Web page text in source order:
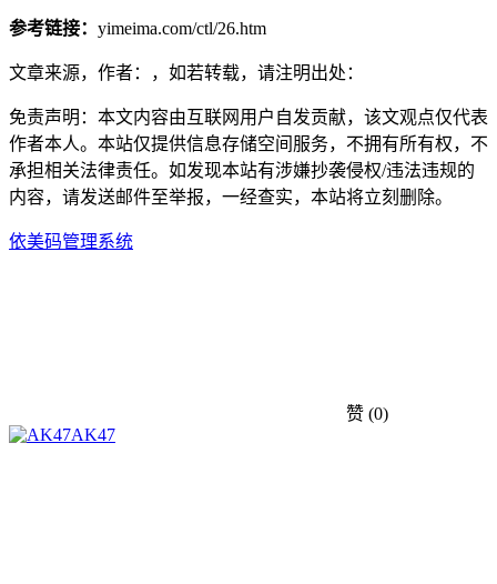
参考链接： yimeima.com/ctl/26.htm
文章来源，作者：，如若转载，请注明出处：
免责声明：本文内容由互联网用户自发贡献，该文观点仅代表
作者本人。本站仅提供信息存储空间服务，不拥有所有权，不
承担相关法律责任。如发现本站有涉嫌抄袭侵权/违法违规的
内容，请发送邮件至举报，一经查实，本站将立刻删除。
依美码管理系统
赞 (0)
AK47